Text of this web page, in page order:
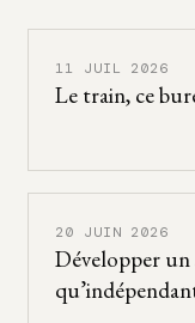
11 JUIL 2026
Le train, ce
20 JUIN 2026
Développer